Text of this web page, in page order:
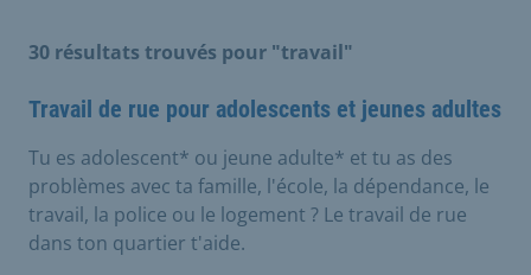
30 résultats trouvés pour "travail"
Travail de rue pour adolescents et jeunes adultes
Tu es adolescent* ou jeune adulte* et tu as des
problèmes avec ta famille, l'école, la dépendance, le
travail, la police ou le logement ? Le travail de rue
dans ton quartier t'aide.